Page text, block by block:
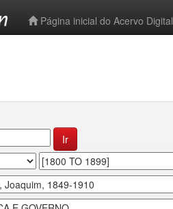
Página inicial do Acervo Digital